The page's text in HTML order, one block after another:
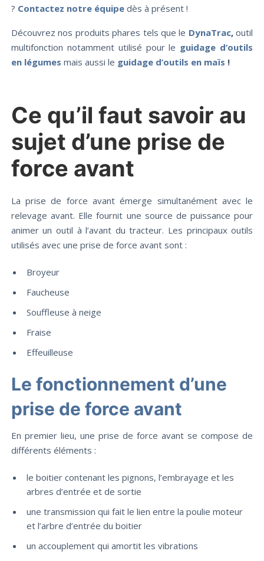
? Contactez notre équipe dès à présent !
Découvrez nos produits phares tels que le DynaTrac,outil
multifonction notamment utilisé pour le guidage d’outils
en légumes mais aussi le guidage d’outils en maïs !
Ce qu’il faut savoir au
sujet d’une prise de
force avant
La prise de force avant émerge simultanément avec le
relevage avant. Elle fournit une source de puissance pour
animer un outil à l’avant du tracteur. Les principaux outils
utilisés avec une prise de force avant sont :
Broyeur
Faucheuse
Souffleuse à neige
Fraise
Effeuilleuse
Le fonctionnement d’une
prise de force avant
En premier lieu, une prise de force avant se compose de
différents éléments :
le boitier contenant les pignons, l’embrayage et les
arbres d’entrée et de sortie
une transmission qui fait le lien entre la poulie moteur
et l’arbre d’entrée du boitier
un accouplement qui amortit les vibrations